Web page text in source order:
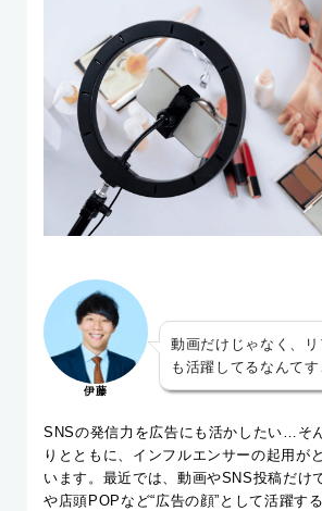
伊藤
動画だけじゃなく、
も活躍してるなんて
SNSの発信力を広告にも活かしたい…そ
りとともに、インフルエンサーの起用が
います。最近では、動画やSNS投稿だけ
や店頭POPなど“広告の顔”として活躍す